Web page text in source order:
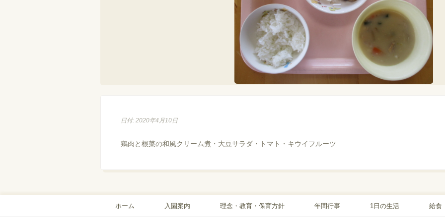
日付: 2020年4月10日
鶏肉と根菜の和風クリーム煮・大豆サラダ・トマト・キウイフルーツ
ホーム 入園案内 理念・教育・保育方針 年間行事 1日の生活 給食